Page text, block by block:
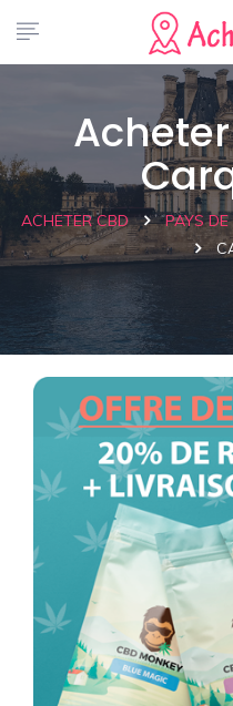
ACHETER CBD PAYS DE